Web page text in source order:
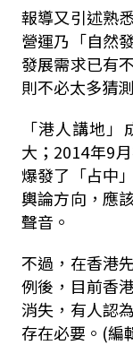
報導又引述熟
營運乃「自然
發展需求已有
則不必太多猜
「港人講地
大；2014年9
爆發了「占中
輿論方向，應
聲音。
不過，在香港
例後，目前香
消失，有人認
存在必要。(編